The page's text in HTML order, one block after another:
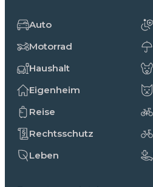
Auto
Motorrad
Haushalt
Eigenheim
Reise
Rechtsschutz
Leben